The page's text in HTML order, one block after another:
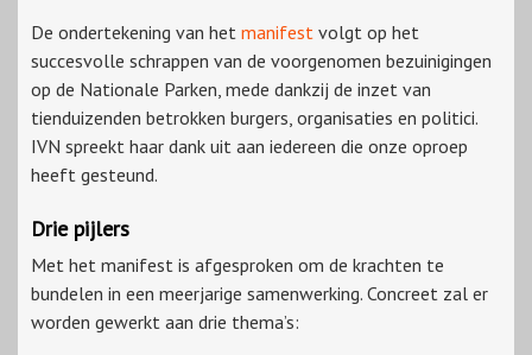
De ondertekening van het manifest volgt op het
succesvolle schrappen van de voorgenomen bezuinigingen
op de Nationale Parken, mede dankzij de inzet van
tienduizenden betrokken burgers, organisaties en politici.
IVN spreekt haar dank uit aan iedereen die onze oproep
heeft gesteund.
Drie pijlers
Met het manifest is afgesproken om de krachten te
bundelen in een meerjarige samenwerking. Concreet zal er
worden gewerkt aan drie thema’s: